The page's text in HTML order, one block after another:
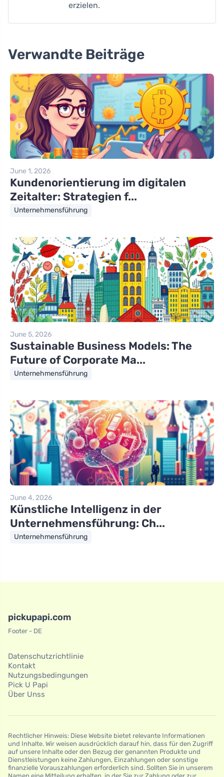
erzielen.
Verwandte Beiträge
June 1, 2026
Kundenorientierung im digitalen
Zeitalter: Strategien f...
Unternehmensführung
June 5, 2026
Sustainable Business Models: The
Future of Corporate Ma...
Unternehmensführung
June 4, 2026
Künstliche Intelligenz in der
Unternehmensführung: Ch...
Unternehmensführung
pickupapi.com
Footer - DE
Datenschutzrichtlinie
Kontakt
Nutzungsbedingungen
Pick U Papi
Über Unss
Rechtlicher Hinweis: Diese Website bietet relevante Informationen
und Inhalte. Wir weisen ausdrücklich darauf hin, dass für den Zugriff
auf unsere Inhalte oder den Bezug der genannten Produkte und
Dienstleistungen keine Zahlungen, Einzahlungen oder sonstige
finanzielle Vorauszahlungen erforderlich sind. Sollten Sie in unserem